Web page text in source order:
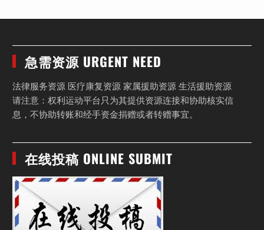
急需资源 URGENT NEED
法律服务资源 医疗康复资源 家属援助资源 生活援助资源
请注意：权利运动平台只为其提供资源连接和协助核实信
息，不协助转账和经手资金捐赠或者转赠事宜。
在线投稿 ONLINE SUBMIT